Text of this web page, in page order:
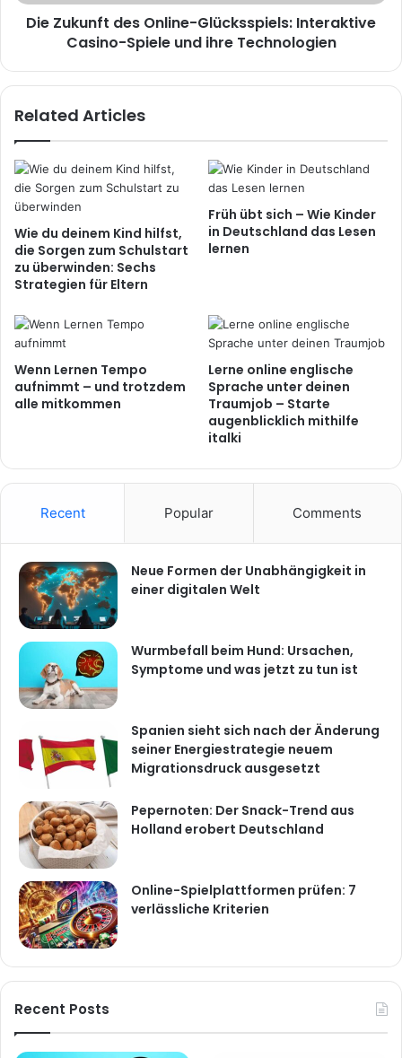
Die Zukunft des Online-Glücksspiels: Interaktive
Casino-Spiele und ihre Technologien
Related Articles
Wie du deinem Kind hilfst,
die Sorgen zum Schulstart
zu überwinden: Sechs
Strategien für Eltern
Früh übt sich – Wie Kinder
in Deutschland das Lesen
lernen
Wenn Lernen Tempo
aufnimmt – und trotzdem
alle mitkommen
Lerne online englische
Sprache unter deinen
Traumjob – Starte
augenblicklich mithilfe
italki
Recent Popular Comments
Neue Formen der Unabhängigkeit in
einer digitalen Welt
Wurmbefall beim Hund: Ursachen,
Symptome und was jetzt zu tun ist
Spanien sieht sich nach der Änderung
seiner Energiestrategie neuem
Migrationsdruck ausgesetzt
Pepernoten: Der Snack-Trend aus
Holland erobert Deutschland
Online-Spielplattformen prüfen: 7
verlässliche Kriterien
Recent Posts